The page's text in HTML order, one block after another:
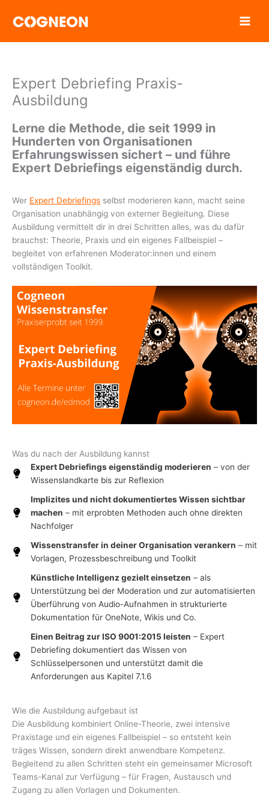
Inhalt
Expert Debriefing Praxis-
Ausbildung
Lerne die Methode, die seit 1999 in
Hunderten von Organisationen
Erfahrungswissen sichert – und führe
Expert Debriefings eigenständig durch.
Wer Expert Debriefings selbst moderieren kann, macht seine
Organisation unabhängig von externer Begleitung. Diese
Ausbildung vermittelt dir in drei Schritten alles, was du dafür
brauchst: Theorie, Praxis und ein eigenes Fallbeispiel –
begleitet von erfahrenen Moderator:innen und einem
vollständigen Toolkit.
Was du nach der Ausbildung kannst
Expert Debriefings eigenständig moderieren – von der
Wissenslandkarte bis zur Reflexion
Implizites und nicht dokumentiertes Wissen sichtbar
machen – mit erprobten Methoden auch ohne direkten
Nachfolger
Wissenstransfer in deiner Organisation verankern – mit
Vorlagen, Prozessbeschreibung und Toolkit
Künstliche Intelligenz gezielt einsetzen – als
Unterstützung bei der Moderation und zur automatisierten
Überführung von Audio-Aufnahmen in strukturierte
Dokumentation für OneNote, Wikis und Co.
Einen Beitrag zur ISO 9001:2015 leisten – Expert
Debriefing dokumentiert das Wissen von
Schlüsselpersonen und unterstützt damit die
Anforderungen aus Kapitel 7.1.6
Wie die Ausbildung aufgebaut ist
Die Ausbildung kombiniert Online-Theorie, zwei intensive
Praxistage und ein eigenes Fallbeispiel – so entsteht kein
träges Wissen, sondern direkt anwendbare Kompetenz.
Begleitend zu allen Schritten steht ein gemeinsamer Microsoft
Teams-Kanal zur Verfügung – für Fragen, Austausch und
Zugang zu allen Vorlagen und Dokumenten.